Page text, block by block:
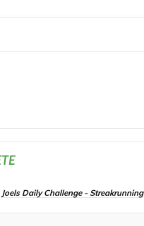
Joels Daily Challenge - Streakrunning